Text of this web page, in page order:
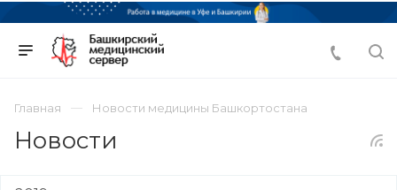
Главная Новости медицины Башкортостана
Новости